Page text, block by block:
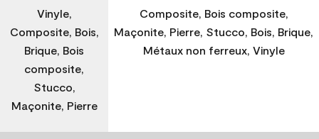
Vinyle,
Composite, Bois,
Brique, Bois
composite,
Stucco,
Maçonite, Pierre
Composite, Bois composite,
Maçonite, Pierre, Stucco, Bois, Brique,
Métaux non ferreux, Vinyle